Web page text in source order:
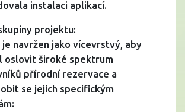
instalaci aplikací.
projektu:
navržen jako vícevrstvý, aby
oslovit široké spektrum
přírodní rezervace a
se jejich specifickým